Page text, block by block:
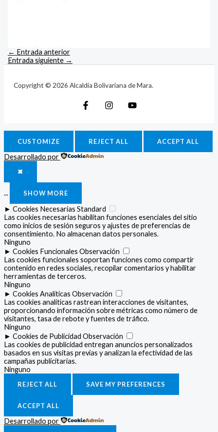
← Entrada anterior
Entrada siguiente →
Copyright © 2026 Alcaldía Bolivariana de Mara.
CUSTOMIZE REJECT ALL ACCEPT ALL
Desarrollado por
✖
... SHOW MORE
► Cookies Necesarias Standard
Las cookies necesarias habilitan funciones esenciales del sitio
como inicios de sesión seguros y ajustes de preferencias de
consentimiento. No almacenan datos personales.
Ninguno
► Cookies Funcionales Observación
Las cookies funcionales soportan funciones como compartir
contenido en redes sociales, recopilar comentarios y habilitar
herramientas de terceros.
Ninguno
► Cookies Analíticas Observación
Las cookies analíticas rastrean interacciones de visitantes,
proporcionando información sobre métricas como número de
visitantes, tasa de rebote y fuentes de tráfico.
Ninguno
► Cookies de Publicidad Observación
Las cookies de publicidad entregan anuncios personalizados
basados en sus visitas previas y analizan la efectividad de las
campañas publicitarias.
Ninguno
REJECT ALL SAVE MY PREFERENCES
ACCEPT ALL
Desarrollado por